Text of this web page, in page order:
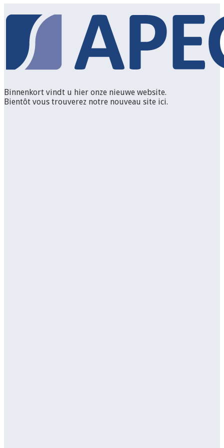
Binnenkort vindt u hier onze nieuwe website.
Bientôt vous trouverez notre nouveau site ici.